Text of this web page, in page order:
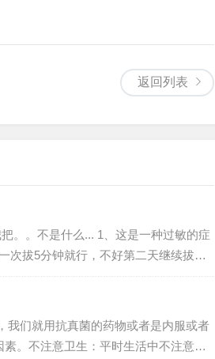
返回列表
。。不是什么... 1、这是一种过敏的症
次拔5分钟就行，不好第二天继续拔，
皮脂带--额头、鼻子周围、嘴巴周围较
我们就用抗真菌的药物或者是内服或者
。不注意卫生：平时生活中不注意卫